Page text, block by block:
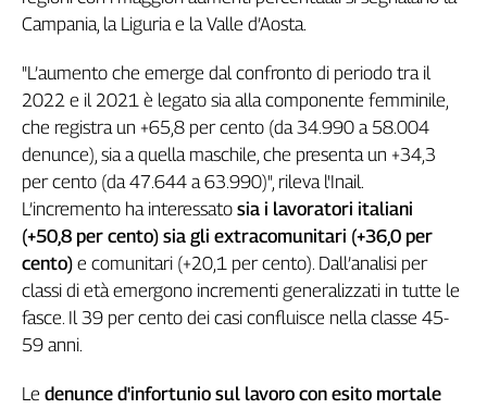
Work
Progress
L'Italia
Lavoro
Territori
Abruzzo-
Molise
Alto
Adige
Basilicata
Calabria
Campania, la Liguria e la Valle d’Aosta.
"L’aumento che emerge dal confronto di periodo tra il
2022 e il 2021 è legato sia alla componente femminile,
che registra un +65,8 per cento (da 34.990 a 58.004
denunce), sia a quella maschile, che presenta un +34,3
per cento (da 47.644 a 63.990)", rileva l'Inail.
L’incremento ha interessato sia i lavoratori italiani
(+50,8 per cento) sia gli extracomunitari (+36,0 per
cento) e comunitari (+20,1 per cento). Dall’analisi per
classi di età emergono incrementi generalizzati in tutte le
fasce. Il 39 per cento dei casi confluisce nella classe 45-
59 anni.
Le denunce d'infortunio sul lavoro con esito mortale